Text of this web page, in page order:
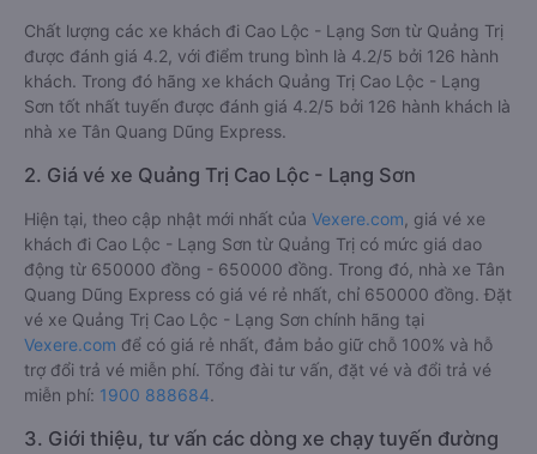
Chất lượng các xe khách đi Cao Lộc - Lạng Sơn từ Quảng Trị
được đánh giá 4.2, với điểm trung bình là 4.2/5 bởi 126 hành
khách. Trong đó hãng xe khách Quảng Trị Cao Lộc - Lạng
Sơn tốt nhất tuyến được đánh giá 4.2/5 bởi 126 hành khách là
nhà xe Tân Quang Dũng Express.
2. Giá vé xe Quảng Trị Cao Lộc - Lạng Sơn
Hiện tại, theo cập nhật mới nhất của Vexere.com , giá vé xe
khách đi Cao Lộc - Lạng Sơn từ Quảng Trị có mức giá dao
động từ 650000 đồng - 650000 đồng. Trong đó, nhà xe Tân
Quang Dũng Express có giá vé rẻ nhất, chỉ 650000 đồng. Đặt
vé xe Quảng Trị Cao Lộc - Lạng Sơn chính hãng tại
Vexere.com để có giá rẻ nhất, đảm bảo giữ chỗ 100% và hỗ
trợ đổi trả vé miễn phí. Tổng đài tư vấn, đặt vé và đổi trả vé
miễn phí: 1900 888684.
3. Giới thiệu, tư vấn các dòng xe chạy tuyến đường